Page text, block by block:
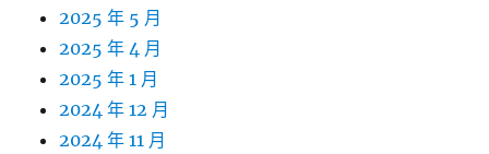
2025 年 5 月
2025 年 4 月
2025 年 1 月
2024 年 12 月
2024 年 11 月